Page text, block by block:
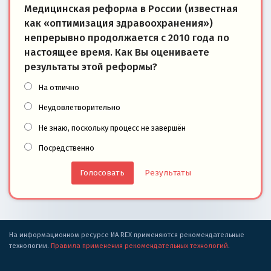
Медицинская реформа в России (известная
как «оптимизация здравоохранения»)
непрерывно продолжается с 2010 года по
настоящее время. Как Вы оцениваете
результаты этой реформы?
На отлично
Неудовлетворительно
Не знаю, поскольку процесс не завершён
Посредственно
Результаты
На информационном ресурсе ИА REX применяются рекомендательные
технологии. Правила применения рекомендательных технологий.